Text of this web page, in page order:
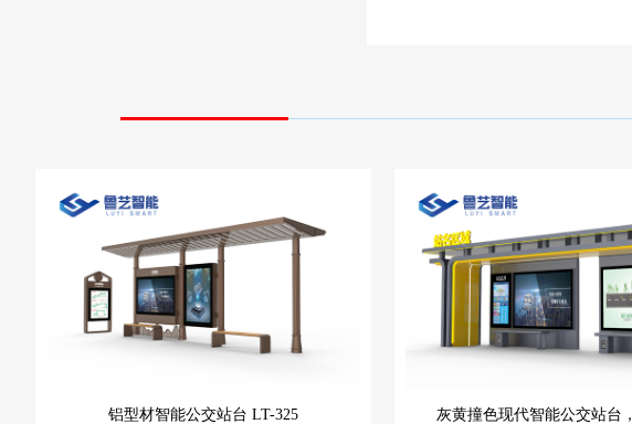
铝型材智能公交站台 LT-325 灰黄撞色现代智能公交站台，